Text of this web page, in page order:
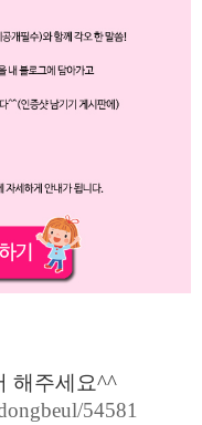
해주세요^^
54581